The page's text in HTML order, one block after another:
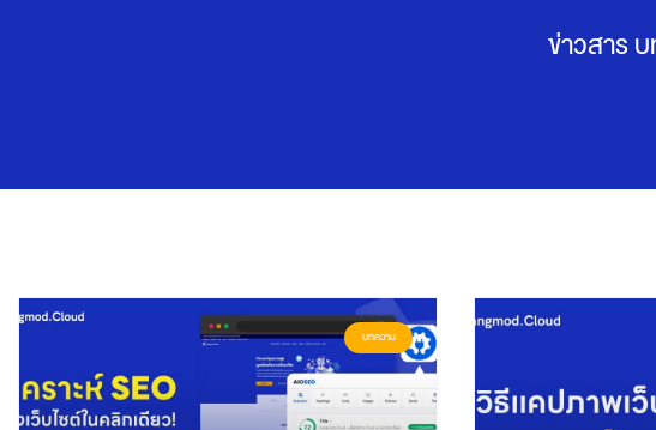
ข่าวสาร
บทความ